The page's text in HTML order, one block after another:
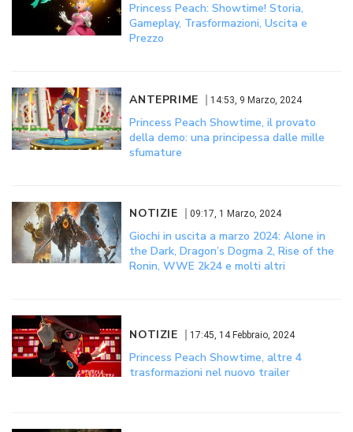
Princess Peach: Showtime! Storia,
Gameplay, Trasformazioni, Uscita e
Prezzo
ANTEPRIME 14:53, 9 Marzo, 2024
Princess Peach Showtime, il provato
della demo: una principessa dalle mille
sfumature
NOTIZIE 09:17, 1 Marzo, 2024
Giochi in uscita a marzo 2024: Alone in
the Dark, Dragon’s Dogma 2, Rise of the
Ronin, WWE 2k24 e molti altri
NOTIZIE 17:45, 14 Febbraio, 2024
Princess Peach Showtime, altre 4
trasformazioni nel nuovo trailer